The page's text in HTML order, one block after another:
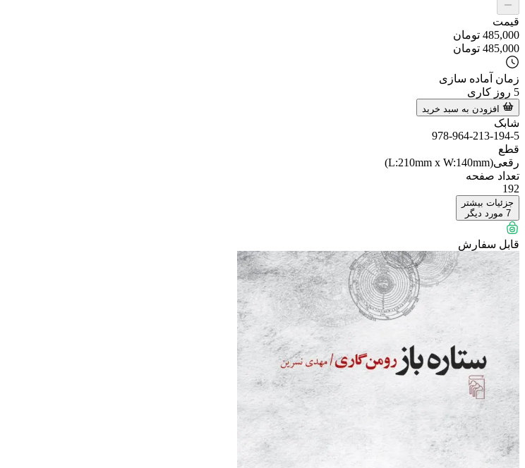
قیمت
485,000 تومان
485,000 تومان
زمان آماده سازی
5 روز کاری
افزودن به سبد خرید
شابک
978-964-213-194-5
قطع
رقعی(L:210mm x W:140mm)
تعداد صفحه
192
جزئیات بیشتر
7 مورد دیگر
قابل سفارش